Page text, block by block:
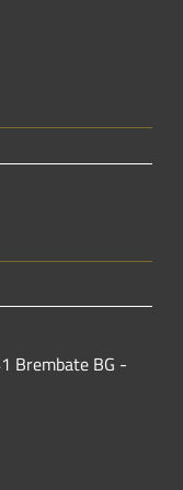
Brembate BG -